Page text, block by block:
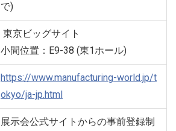
で)
東京ビッグサイト
小間位置：E9-38 (東1ホール)
https://www.manufacturing-world.jp/t
okyo/ja-jp.html
展示会公式サイトからの事前登録制